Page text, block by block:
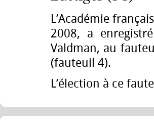
L’Académie
2008, a
Valdman, au
(fauteuil 4).
L’élection à ce